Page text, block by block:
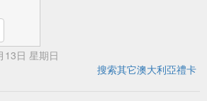
13日 星期日
搜索其它澳大利亞禮卡